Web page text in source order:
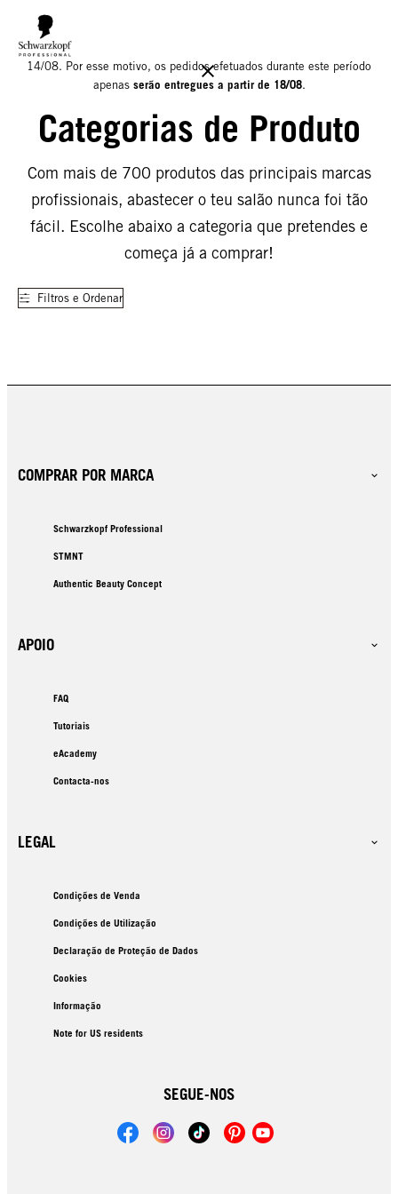
Informamos que o nosso armazém estará encerrado para férias até
14/08. Por esse motivo, os pedidos efetuados durante este período
apenas serão entregues a partir de 18/08.
Categorias de Produto
Com mais de 700 produtos das principais marcas
profissionais, abastecer o teu salão nunca foi tão
fácil. Escolhe abaixo a categoria que pretendes e
começa já a comprar!
Filtros e Ordenar
COMPRAR POR MARCA
Schwarzkopf Professional
STMNT
Authentic Beauty Concept
APOIO
FAQ
Tutoriais
eAcademy
Contacta-nos
LEGAL
Condições de Venda
Condições de Utilização
Declaração de Proteção de Dados
Cookies
Informação
Note for US residents
SEGUE-NOS